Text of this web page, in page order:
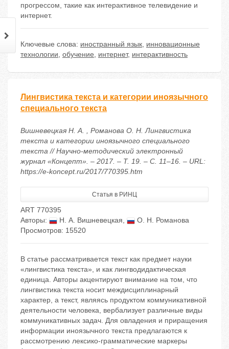
прогрессом, такие как интерактивное телевидение и
интернет.
Ключевые слова: иностранный язык, инновационные
технологии, обучение, интернет, интерактивность
Лингвистика текста и категории иноязычного
специального текста
Вишневецкая Н. А. , Романова О. Н. Лингвистика
текста и категории иноязычного специального
текста // Научно-методический электронный
журнал «Концепт». – 2017. – Т. 19. – С. 11–16. – URL:
https://e-koncept.ru/2017/770395.htm
Статья в РИНЦ
ART 770395
Авторы:
Н. А. Вишневецкая,
О. Н. Романова
Просмотров: 15520
В статье рассматривается текст как предмет науки
«лингвистика текста», и как лингводидактическая
единица. Авторы акцентируют внимание на том, что
лингвистика текста носит междисциплинарный
характер, а текст, являясь продуктом коммуникативной
деятельности человека, вербализует различные виды
коммуникативных задач. Для овладения и приращения
информации иноязычного текста предлагаются к
рассмотрению лексико-грамматические маркеры